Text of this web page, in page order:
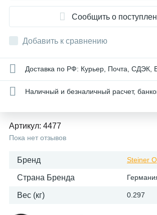
Сообщить о
Добавить к сравнению
Доставка по РФ: Курьер, Почта, СДЭК,
Наличный и безналичный расчет,
Артикул: 4477
Пока нет отзывов
Бренд Steiner
Страна Бренда
Вес (кг) 0.297